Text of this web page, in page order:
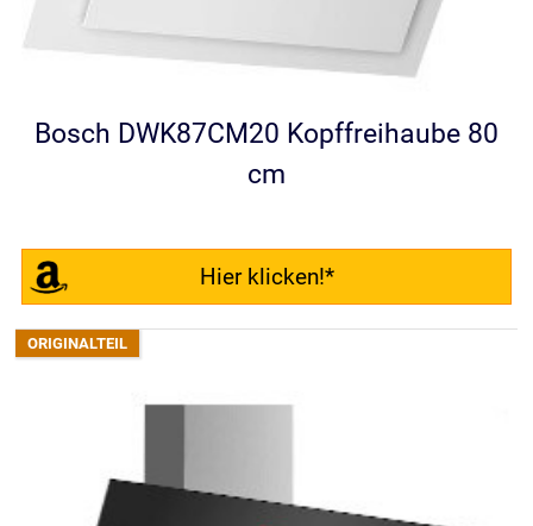
Bosch DWK87CM20 Kopffreihaube 80
cm
Hier klicken!*